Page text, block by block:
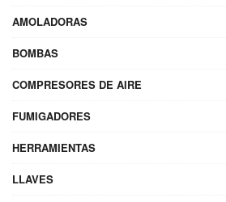
AMOLADORAS
BOMBAS
COMPRESORES DE AIRE
FUMIGADORES
HERRAMIENTAS
LLAVES